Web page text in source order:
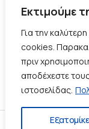
Εκτιμούμε
Για την
cookies.
πριν
αποδέχεστε
ιστοσελίδας.
Χρήσιμα
Διάφορα
Ακολουθήστε
Πολιτική Απορρήτου